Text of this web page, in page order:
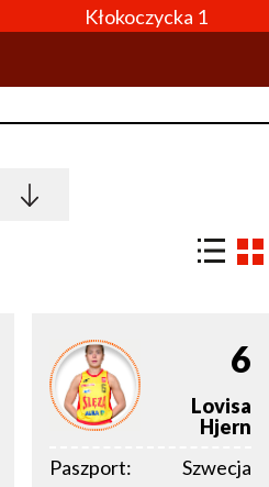
Kłokoczycka 1
6
Lovisa
Hjern
Paszport:
Szwecja